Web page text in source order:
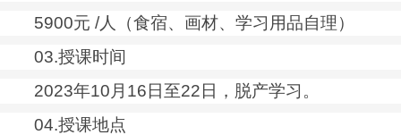
5900元 /人（食宿、画材、学习 用品自理）
03.授课时间
2023年10月16日至22日，脱产学习 。
04.授课地点